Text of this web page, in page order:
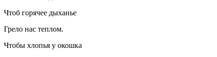
Чтоб горячее дыханье
Грело нас теплом.
Чтобы хлопья у окошка